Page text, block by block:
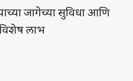
जागेच्या सुविधा आणि
लाभ